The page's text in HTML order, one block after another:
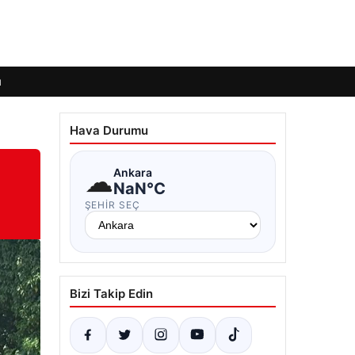
Hava Durumu
☁Ankara
NaN°C
ŞEHIR SEÇ
Bizi Takip Edin